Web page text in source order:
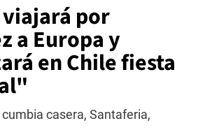
por
a Europa y
en Chile fiesta
casera, Santaferia,